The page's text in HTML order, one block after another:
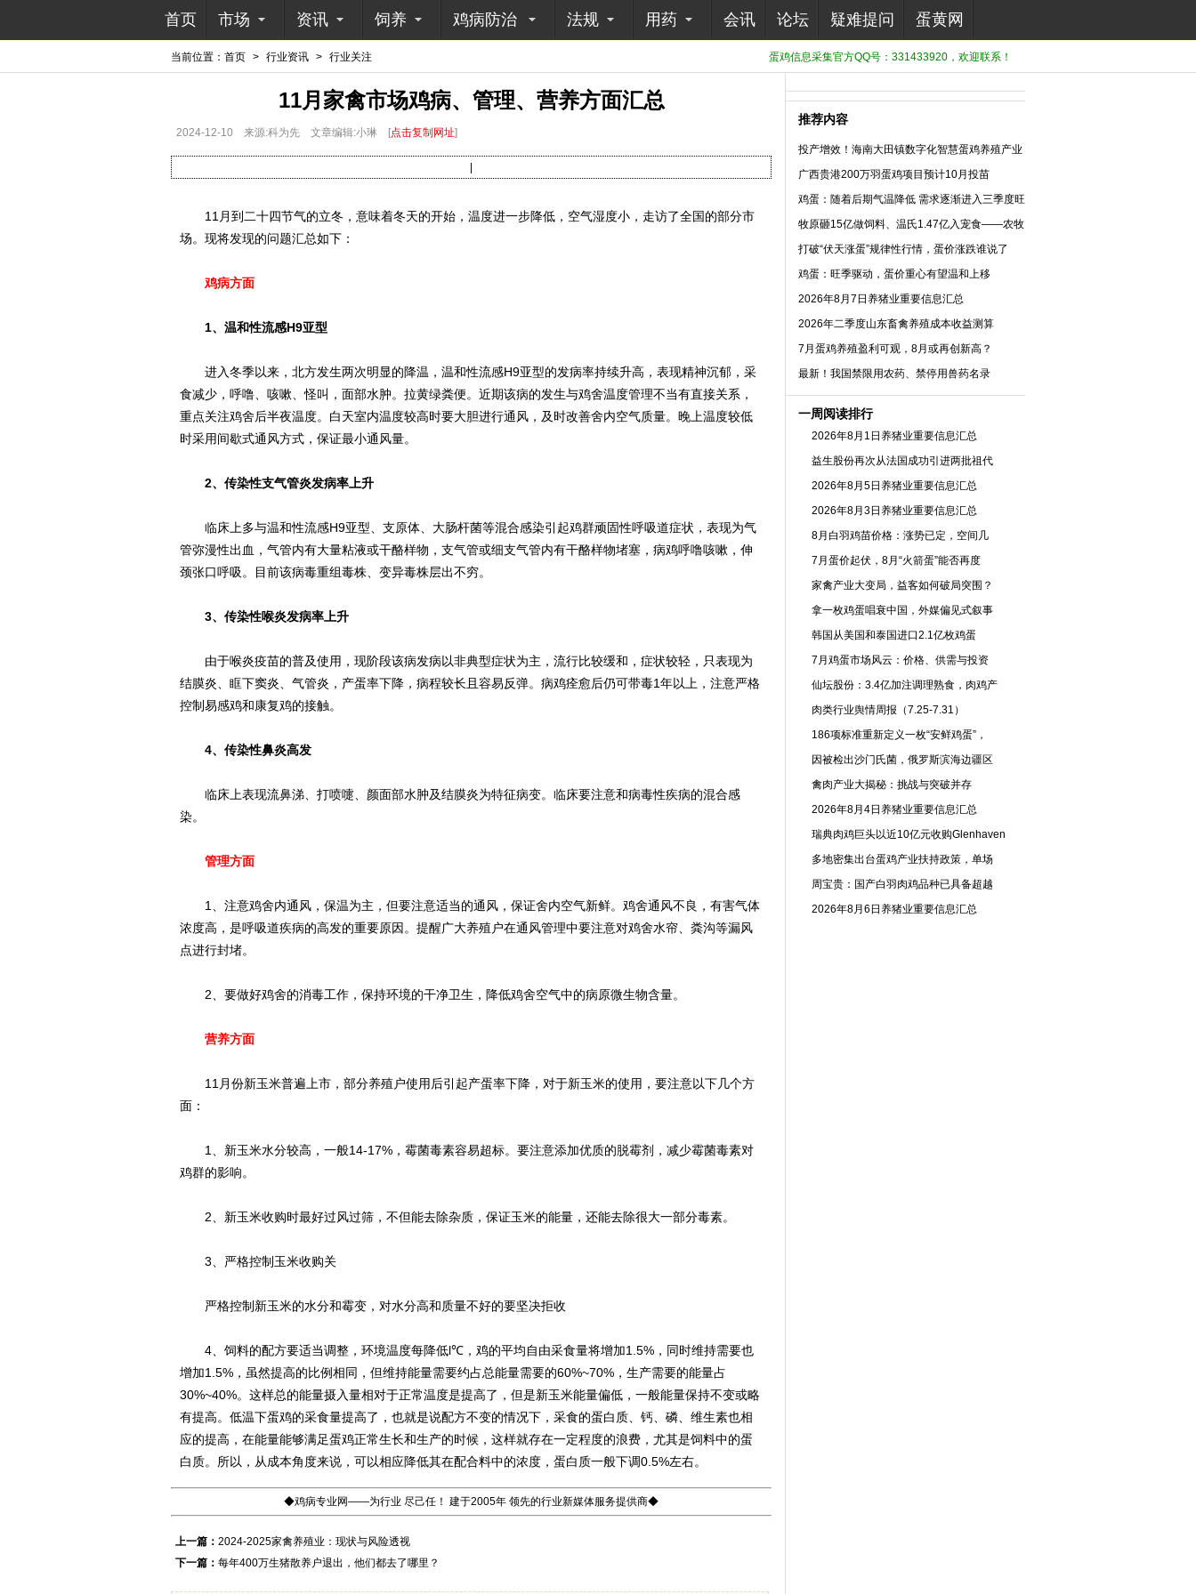
首页 市场 资讯 饲养 鸡病防治 法规 用药 会讯 论坛 疑难提问 蛋黄网
蛋鸡信息采集官方QQ号：331433920，欢迎联系！
当前位置： 首页 > 行业资讯 > 行业关注
11月家禽市场鸡病、管理、营养方面汇总
2024-12-10 来源:科为先 文章编辑:小琳 [点击复制网址]
11月到二十四节气的立冬，意味着冬天的开始，温度进一步降低，空气湿度小，走访了全国的部分市
场。现将发现的问题汇总如下：
鸡病方面
1、温和性流感H9亚型
进入冬季以来，北方发生两次明显的降温，温和性流感H9亚型的发病率持续升高，表现精神沉郁，采
食减少，呼噜、咳嗽、怪叫，面部水肿。拉黄绿粪便。近期该病的发生与鸡舍温度管理不当有直接关系，
重点关注鸡舍后半夜温度。白天室内温度较高时要大胆进行通风，及时改善舍内空气质量。晚上温度较低
时采用间歇式通风方式，保证最小通风量。
2、传染性支气管炎发病率上升
临床上多与温和性流感H9亚型、支原体、大肠杆菌等混合感染引起鸡群顽固性呼吸道症状，表现为气
管弥漫性出血，气管内有大量粘液或干酪样物，支气管或细支气管内有干酪样物堵塞，病鸡呼噜咳嗽，伸
颈张口呼吸。目前该病毒重组毒株、变异毒株层出不穷。
3、传染性喉炎发病率上升
由于喉炎疫苗的普及使用，现阶段该病发病以非典型症状为主，流行比较缓和，症状较轻，只表现为
结膜炎、眶下窦炎、气管炎，产蛋率下降，病程较长且容易反弹。病鸡痊愈后仍可带毒1年以上，注意严格
控制易感鸡和康复鸡的接触。
4、传染性鼻炎高发
临床上表现流鼻涕、打喷嚏、颜面部水肿及结膜炎为特征病变。临床要注意和病毒性疾病的混合感
染。
管理方面
1、注意鸡舍内通风，保温为主，但要注意适当的通风，保证舍内空气新鲜。鸡舍通风不良，有害气体
浓度高，是呼吸道疾病的高发的重要原因。提醒广大养殖户在通风管理中要注意对鸡舍水帘、粪沟等漏风
点进行封堵。
2、要做好鸡舍的消毒工作，保持环境的干净卫生，降低鸡舍空气中的病原微生物含量。
营养方面
11月份新玉米普遍上市，部分养殖户使用后引起产蛋率下降，对于新玉米的使用，要注意以下几个方
面：
1、新玉米水分较高，一般14-17%，霉菌毒素容易超标。要注意添加优质的脱霉剂，减少霉菌毒素对
鸡群的影响。
2、新玉米收购时最好过风过筛，不但能去除杂质，保证玉米的能量，还能去除很大一部分毒素。
3、严格控制玉米收购关
严格控制新玉米的水分和霉变，对水分高和质量不好的要坚决拒收
4、饲料的配方要适当调整，环境温度每降低l℃，鸡的平均自由采食量将增加1.5%，同时维持需要也
增加1.5%，虽然提高的比例相同，但维持能量需要约占总能量需要的60%~70%，生产需要的能量占
30%~40%。这样总的能量摄入量相对于正常温度是提高了，但是新玉米能量偏低，一般能量保持不变或略
有提高。低温下蛋鸡的采食量提高了，也就是说配方不变的情况下，采食的蛋白质、钙、磷、维生素也相
应的提高，在能量能够满足蛋鸡正常生长和生产的时候，这样就存在一定程度的浪费，尤其是饲料中的蛋
白质。所以，从成本角度来说，可以相应降低其在配合料中的浓度，蛋白质一般下调0.5%左右。
◆鸡病专业网——为行业 尽己任！ 建于2005年 领先的行业新媒体服务提供商◆
上一篇： 2024-2025家禽养殖业：现状与风险透视
下一篇： 每年400万生猪散养户退出，他们都去了哪里？
推荐内容
投产增效！海南大田镇数字化智慧蛋鸡养殖产业
园正式投产
广西贵港200万羽蛋鸡项目预计10月投苗
鸡蛋：随着后期气温降低 需求逐渐进入三季度旺
季
牧原砸15亿做饲料、温氏1.47亿入宠食——农牧
企业的“第二战场”全面开打
打破“伏天涨蛋”规律性行情，蛋价涨跌谁说了
算？
鸡蛋：旺季驱动，蛋价重心有望温和上移
2026年8月7日养猪业重要信息汇总
2026年二季度山东畜禽养殖成本收益测算
7月蛋鸡养殖盈利可观，8月或再创新高？
最新！我国禁限用农药、禁停用兽药名录
（2026）
一周阅读排行
2026年8月1日养猪业重要信息汇总
益生股份再次从法国成功引进两批祖代
2026年8月5日养猪业重要信息汇总
2026年8月3日养猪业重要信息汇总
8月白羽鸡苗价格：涨势已定，空间几
7月蛋价起伏，8月“火箭蛋”能否再度
家禽产业大变局，益客如何破局突围？
拿一枚鸡蛋唱衰中国，外媒偏见式叙事
韩国从美国和泰国进口2.1亿枚鸡蛋
7月鸡蛋市场风云：价格、供需与投资
仙坛股份：3.4亿加注调理熟食，肉鸡产
肉类行业舆情周报（7.25-7.31）
186项标准重新定义一枚“安鲜鸡蛋”，
因被检出沙门氏菌，俄罗斯滨海边疆区
禽肉产业大揭秘：挑战与突破并存
2026年8月4日养猪业重要信息汇总
瑞典肉鸡巨头以近10亿元收购Glenhaven
多地密集出台蛋鸡产业扶持政策，单场
周宝贵：国产白羽肉鸡品种已具备超越
2026年8月6日养猪业重要信息汇总